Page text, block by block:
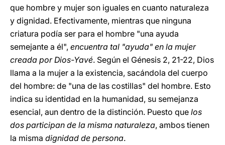
que hombre y mujer son iguales en cuanto naturaleza
y dignidad. Efectivamente, mientras que ninguna
criatura podía ser para el hombre "una ayuda
semejante a él", encuentra tal "ayuda" en la mujer
creada por Dios-Yavé. Según el Génesis 2, 21-22, Dios
llama a la mujer a la existencia, sacándola del cuerpo
del hombre: de "una de las costillas" del hombre. Esto
indica su identidad en la humanidad, su semejanza
esencial, aun dentro de la distinción. Puesto que los
dos participan de la misma naturaleza, ambos tienen
la misma dignidad de persona.